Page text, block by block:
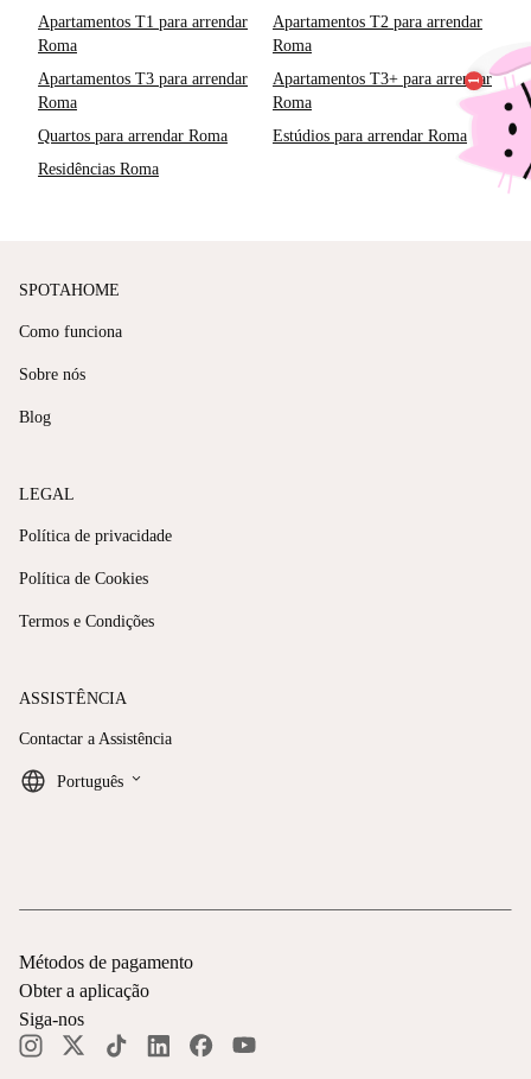
Apartamentos T1 para arrendar
Roma
Apartamentos T2 para arrendar
Roma
Apartamentos T3 para arrendar
Roma
Apartamentos T3+ para arrendar
Roma
Quartos para arrendar Roma
Estúdios para arrendar Roma
Residências Roma
SPOTAHOME
Como funciona
Sobre nós
Blog
LEGAL
Política de privacidade
Política de Cookies
Termos e Condições
ASSISTÊNCIA
Contactar a Assistência
Português keyboard_arrow_down
Métodos de pagamento
Obter a aplicação
Siga-nos